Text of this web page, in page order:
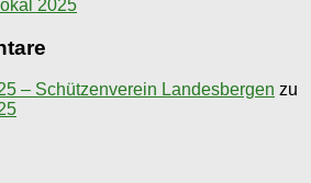
2025
– Schützenverein Landesbergen zu